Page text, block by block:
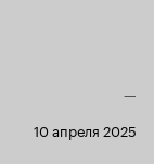
—
10 апреля 2025